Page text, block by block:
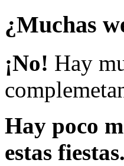
¿Muchas
¡No! Hay
Hay poco
estas fiestas.